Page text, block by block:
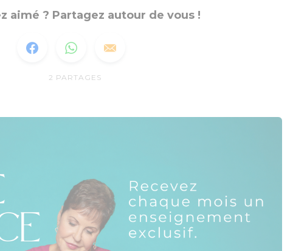
aimé ? Partagez autour de vous !
2 PARTAGES